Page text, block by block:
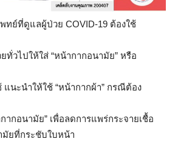
ทย์ที่ดูแลผู้ป่วย COVID-19 ต้องใช้
วไปให้ใส่ “หน้ากากอนามัย” หรือ
นะนำให้ใช้ “หน้ากากผ้า” กรณีต้อง
ากอนามัย” เพื่อลดการแพร่กระจายเชื้อ
มัยที่กระชับใบหน้า